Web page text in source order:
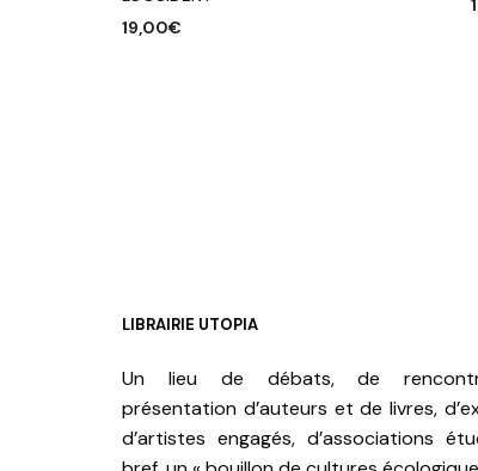
19,00€
LIBRAIRIE UTOPIA
Un lieu de débats, de
présentation d’auteurs et de livres,
d’artistes engagés, d’associations